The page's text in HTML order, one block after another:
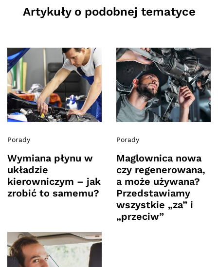
Artykuły o podobnej tematyce
Porady
Wymiana płynu w
układzie
kierowniczym – jak
zrobić to samemu?
Porady
Maglownica nowa
czy regenerowana,
a może używana?
Przedstawiamy
wszystkie „za” i
„przeciw”